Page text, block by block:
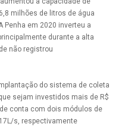
milhões de litros de água
Penha em 2020 inverteu a
durante a alta
não registrou
do sistema de coleta
sejam investidos mais de R$
conta com dois módulos de
s, respectivamente